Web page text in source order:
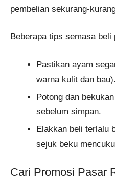
pembelian sekurang-
Beberapa tips semasa beli
Pastikan ayam
warna kulit dan bau).
Potong dan
sebelum simpan.
Elakkan beli terlalu
sejuk beku
Cari Promosi Pasar